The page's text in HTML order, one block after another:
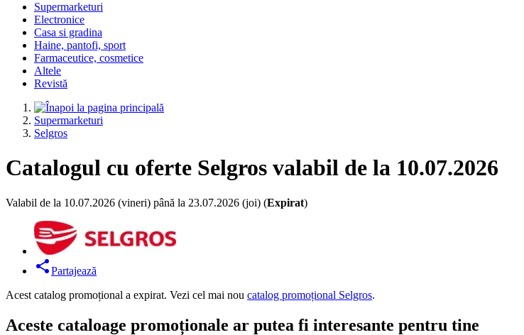
Supermarketuri
Electronice
Casa si gradina
Haine, pantofi, sport
Farmaceutice, cosmetice
Altele
Revistă
Supermarketuri
Selgros
Catalogul cu oferte Selgros valabil de la 10.07.2026
Valabil de la 10.07.2026 (vineri) până la 23.07.2026 (joi) (Expirat)
Partajează
Acest catalog promoțional a expirat. Vezi cel mai nou catalog promoțional Selgros.
Aceste cataloage promoționale ar putea fi interesante pentru tine